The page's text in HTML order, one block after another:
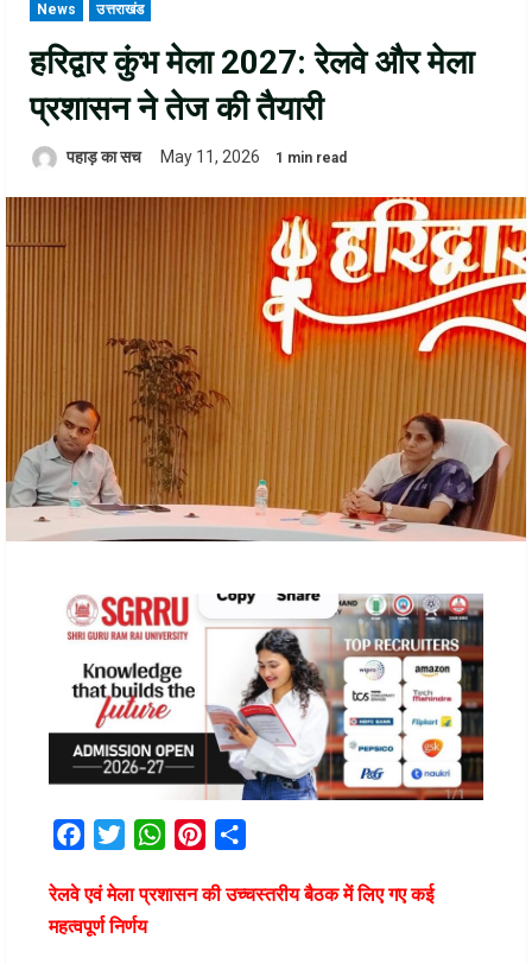
News उत्तराखंड
हरिद्वार कुंभ मेला 2027: रेलवे और मेला
प्रशासन ने तेज की तैयारी
पहाड़ का सच May 11, 2026 1 min read
FacebookTwitterWhatsAppPinterest
रेलवे एवं मेला प्रशासन की उच्चस्तरीय बैठक में लिए गए कई
महत्वपूर्ण निर्णय